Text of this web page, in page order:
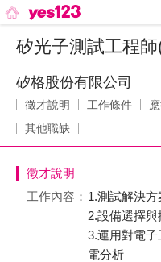
矽光子測試工程
矽格股份有限公司
徵才說明 工作條件
其他職缺
徵才說明
工作內容： 1.測試解決
2.設備選擇與
3.運用對電
電分析